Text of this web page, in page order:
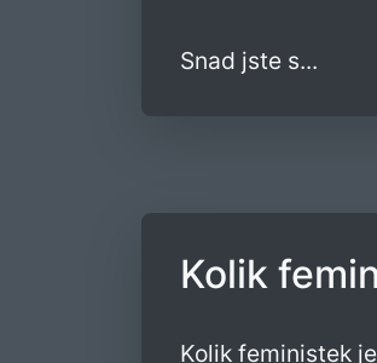
Snad jste s...
Kolik
Kolik feministek